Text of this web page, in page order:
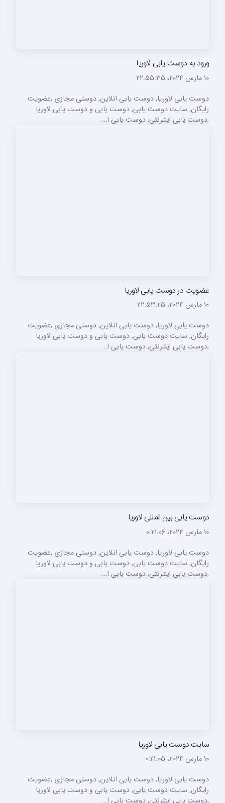
ورود به دوست یابی لاوریا
۱۰ مارس ۲۰۲۴،‏ ۲۲:۵۵:۳۵
دوست یابی لاوریا, دوست یابی انلاین, دوستی مجازی ,عضویت
رایگان, سایت دوست یابی, دوست یابی و دوست یابی لاوریا
,دوست یابی اینترنتی, دوست یابی ا...
عضویت در دوست یابی لاوریا
۱۰ مارس ۲۰۲۴،‏ ۲۲:۵۳:۲۵
دوست یابی لاوریا, دوست یابی انلاین, دوستی مجازی ,عضویت
رایگان, سایت دوست یابی, دوست یابی و دوست یابی لاوریا
,دوست یابی اینترنتی, دوست یابی ا...
دوست یابی بین المللی لاوریا
۱۰ مارس ۲۰۲۴،‏ ۰:۲۱:۰۶
دوست یابی لاوریا, دوست یابی انلاین, دوستی مجازی ,عضویت
رایگان, سایت دوست یابی, دوست یابی و دوست یابی لاوریا
,دوست یابی اینترنتی, دوست یابی ا...
سایت دوست یابی لاوریا
۱۰ مارس ۲۰۲۴،‏ ۰:۲۱:۰۵
دوست یابی لاوریا, دوست یابی انلاین, دوستی مجازی ,عضویت
رایگان, سایت دوست یابی, دوست یابی و دوست یابی لاوریا